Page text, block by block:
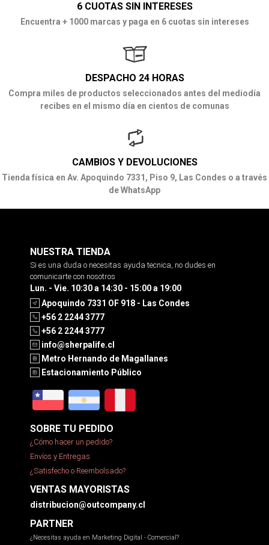
6 CUOTAS SIN INTERESES
Encuentra + 1000 marcas y paga en 6 cuotas sin intereses
DESPACHO 24 HORAS
Compra miles de productos seleccionados antes del mediodía
recibes en el mismo día en cientos de comunas
CAMBIOS Y DEVOLUCIONES
Tienda física en Av. Apoquindo 7331, Piso 9, Las Condes o a través
de WhatsApp
NUESTRA TIENDA
Si es una duda o necesitas ayuda tecnica, no dudes en
comunicarte con nosotros
Lun. - Vie. 10:30 a 14:30 - 15:00 a 19:00
Apoquindo 7331 OF 918 - Las Condes
+56 2 2244 3777
+56 2 2244 3777
info@sherpalife.cl
Metro Hernando de Magallanes
Estacionamiento Público
SOBRE TU PEDIDO
¿Cómo hacer un pedido?
Envíos y Entregas
¿Satisfecho o Reembolsado?
VENTAS MAYORISTAS
distribucion@outcompany.cl
PARTNER
¿Necesitas ayuda en Marketing Digital - Comercial?